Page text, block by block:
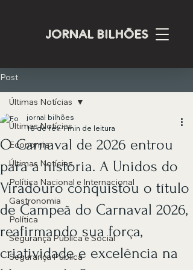
JORNAL BILHÕES
Post
Últimas Notícias
Economia
Últimas Notícias
Política Nacional e Internacional
Gastronomia
Política
Segurança Pública e Social
Segurança Pública
Últimas Notícias
O Carnaval de 2026 entrou
para a história. A Unidos do
Viradouro conquistou o título
de Campeã do Carnaval 2026,
reafirmando sua força,
criatividade e excelência na
jornal bilhões
18 de fev.1 min de leitura